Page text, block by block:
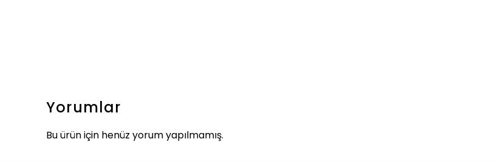
Yorumlar
Bu ürün için henüz yorum yapılmamış.